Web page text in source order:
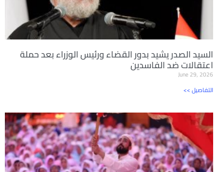
السيد الصدر يشيد بدور القضاء ورئيس الوزراء بعد حملة
اعتقالات ضد الفاسدين
June 29, 2026
<< التفاصيل